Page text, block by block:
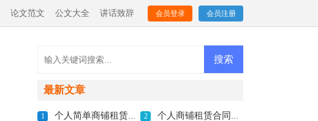
论文范文 公文大全 讲话致辞 会员登录 会员注册
最新文章
1 个人简单商铺租赁合同范本(全文共4011字) 2 个人商铺租赁合同简易版2022年(全文共8189字)